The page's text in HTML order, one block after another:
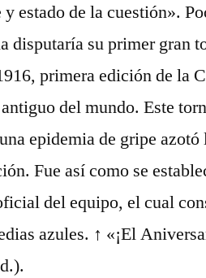
estado de la cuestión».
disputaría su primer gran
primera edición de la
del mundo. Este
epidemia de gripe
Fue así como se
del equipo, el cual
azules. ↑ «¡El